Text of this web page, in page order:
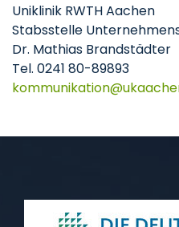
Uniklinik RWTH Aachen
Stabsstelle
Dr. Mathias Brandstädter
Tel. 0241 80-89893
kommunikation